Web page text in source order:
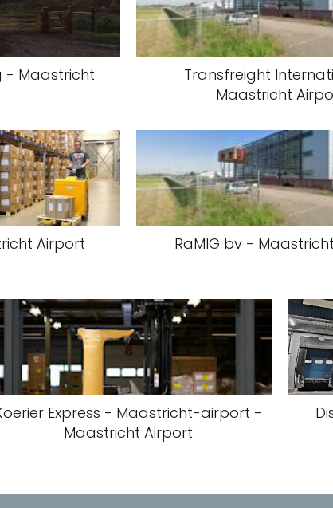
- Maastricht
Transfreight
Maastricht
Airport RaMIG bv -
Express - Maastricht-airport -
Maastricht Airport